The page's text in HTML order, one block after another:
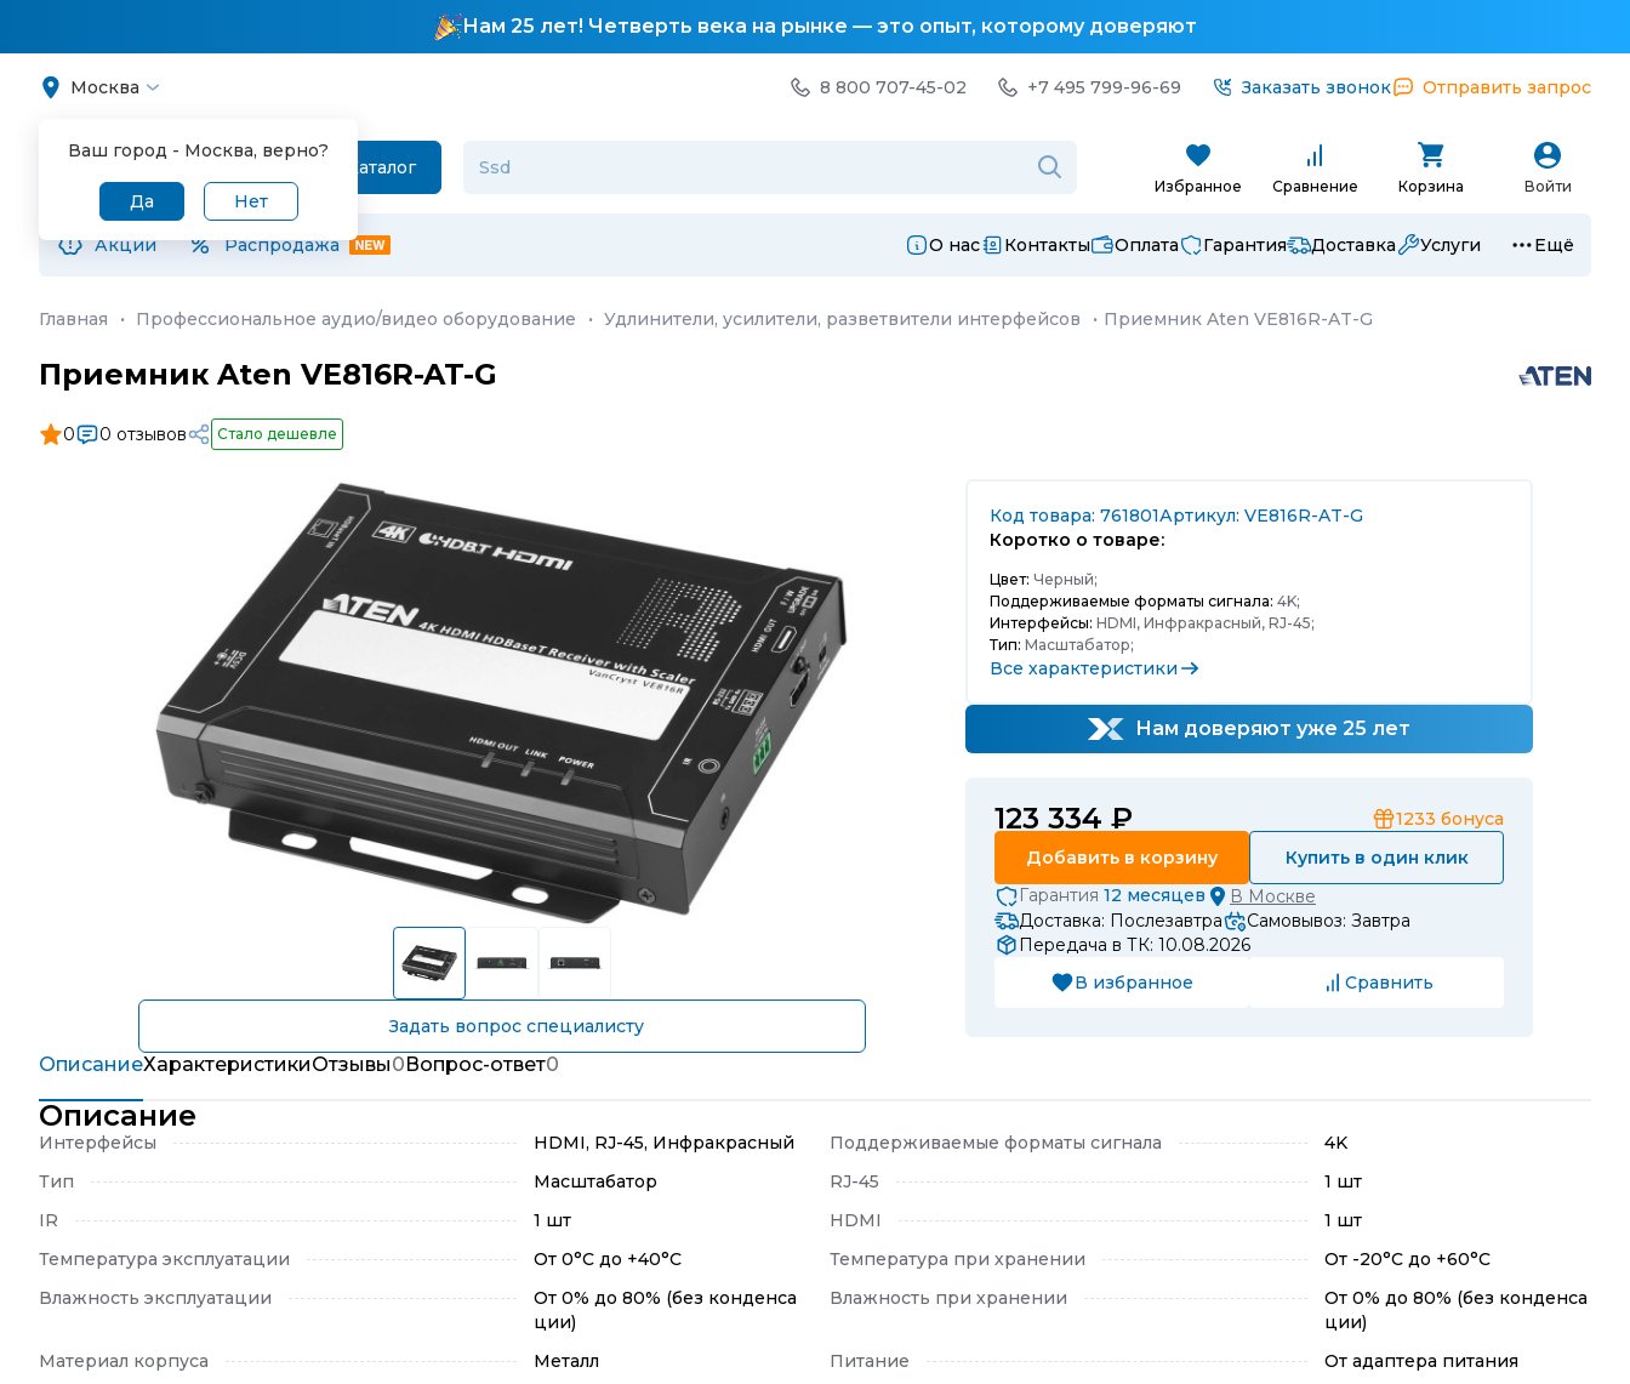
Нам 25 лет! Четверть века на рынке — это опыт, которому доверяют
Москва
Ваш город - Москва, верно?
Да Нет
8 800 707-45-02 +7 495 799-96-69 Заказать звонок Отправить запрос
Каталог
Избранное Сравнение Корзина Войти
Акции Распродажа О нас Контакты Оплата Гарантия Доставка Услуги Ещё
Главная · Профессиональное аудио/видео оборудование · Удлинители, усилители, разветвители интерфейсов · Приемник Aten VE816R-AT-G
Приемник Aten VE816R-AT-G
0 0 отзывов Стало дешевле
Задать вопрос специалисту
Код товара: 761801Артикул: VE816R-AT-G
Коротко о товаре:
Цвет: Черный;
Поддерживаемые форматы сигнала: 4K;
Интерфейсы: HDMI, Инфракрасный, RJ-45;
Тип: Масштабатор;
Все характеристики
Нам доверяют уже 25 лет
123 334 ₽ 1233 бонуса
Добавить в корзину
Купить в один клик
Гарантия 12 месяцев В Москве
Доставка: Послезавтра
Самовывоз: Завтра
Передача в ТК: 10.08.2026
В избранное
Сравнить
ОписаниеХарактеристикиОтзывы0Вопрос-ответ0
Описание
Интерфейсы HDMI, RJ-45, Инфракрасный Поддерживаемые форматы сигнала
4K
Тип
Масштабатор RJ-45
1 шт
IR
1 шт HDMI
1 шт
Температура эксплуатации
От 0°C до +40°C Температура при хранении
От -20°C до +60°C
Влажность эксплуатации
От 0% до 80% (без конденса
ции)
Влажность при хранении
От 0% до 80% (без конденса
ции)
Материал корпуса
Металл Питание
От адаптера питания